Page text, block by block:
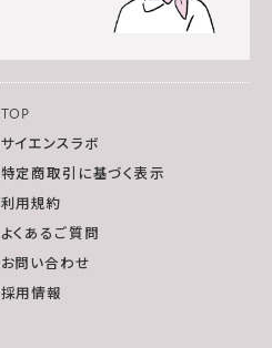
TOP
サイエンスラボ
特定商取引に基づく表示
利用規約
よくあるご質問
お問い合わせ
採用情報